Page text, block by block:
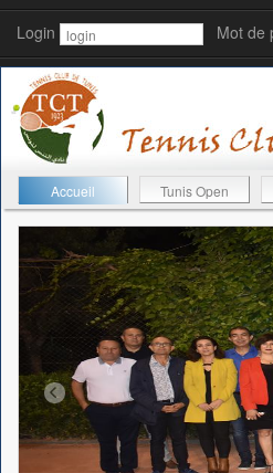
Login Mot de
Accueil Tunis Open